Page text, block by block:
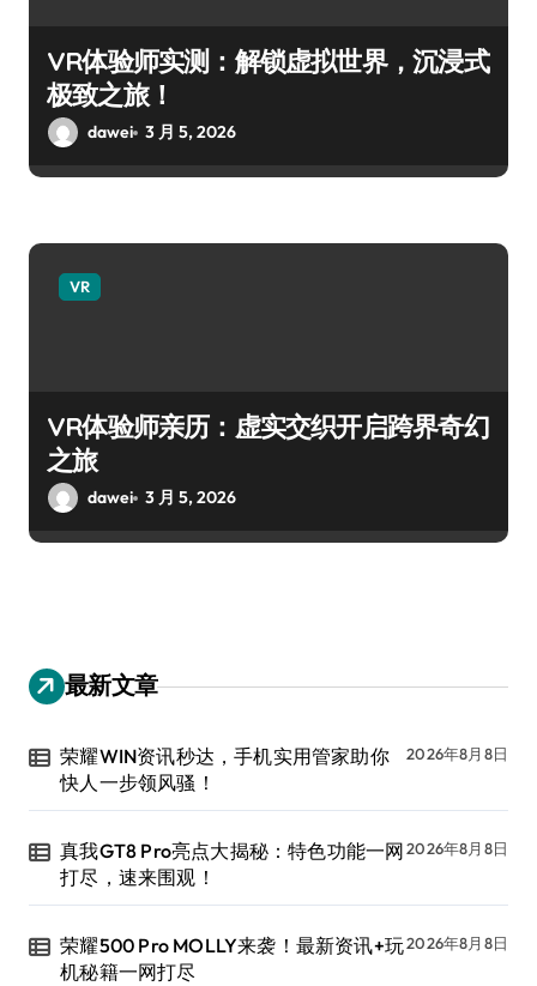
VR体验师实测：解锁虚拟世界，沉浸式
极致之旅！
dawei 3 月 5, 2026
VR
VR体验师亲历：虚实交织开启跨界奇幻
之旅
dawei 3 月 5, 2026
最新文章
荣耀WIN资讯秒达，手机实用管家助你
快人一步领风骚！
2026年8月8日
真我GT8 Pro亮点大揭秘：特色功能一网
打尽，速来围观！
2026年8月8日
荣耀500 Pro MOLLY来袭！最新资讯+玩
机秘籍一网打尽
2026年8月8日